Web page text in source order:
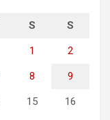
S S
1 2
8 9
15 16